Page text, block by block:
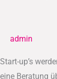
admin
Start-up’s
eine Beratung